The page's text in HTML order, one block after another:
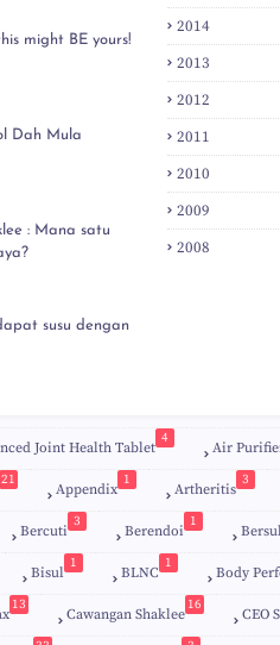
might BE yours!
Dah Mula
: Mana satu
susu dengan
2014
2013
2012
2011
2010
2009
2008
Joint Health Tablet
4
Air
21
Appendix
1
Artheritis
3
Bercuti
3
Berendoi
1
Bisul
1
BLNC
1
Body
13
Cawangan Shaklee
16
CEO